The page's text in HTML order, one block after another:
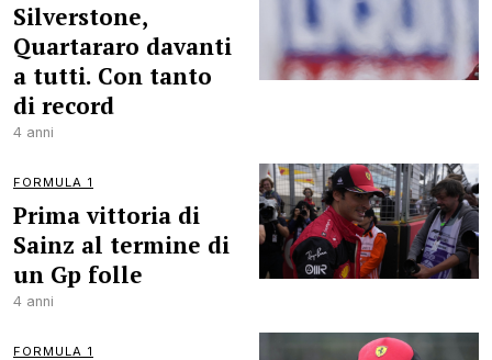
Silverstone,
Quartararo davanti
a tutti. Con tanto
di record
4 anni
FORMULA 1
Prima vittoria di
Sainz al termine di
un Gp folle
4 anni
FORMULA 1